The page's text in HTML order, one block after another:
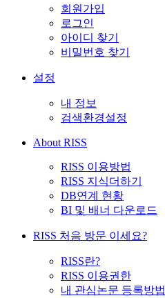
회원가입
로그인
아이디 찾기
비밀번호 찾기
설정
내 정보
검색환경설정
About RISS
RISS 이용방법
RISS 지식더하기
DB연계 현황
BI 및 배너 다운로드
RISS 처음 방문 이세요?
RISS란?
RISS 이용권한
내 관심논문 등록방법